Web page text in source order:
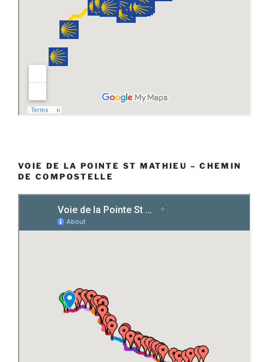
VOIE DE LA POINTE ST MATHIEU – CHEMIN
DE COMPOSTELLE